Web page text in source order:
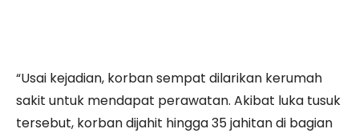
“Usai kejadian, korban sempat dilarikan kerumah
sakit untuk mendapat perawatan. Akibat luka tusuk
tersebut, korban dijahit hingga 35 jahitan di bagian